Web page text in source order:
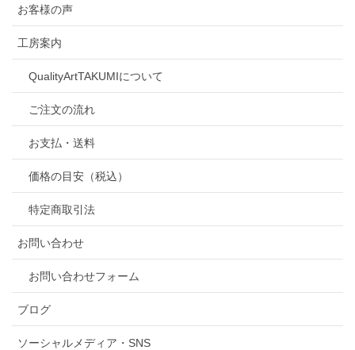
お客様の声
工房案内
QualityArtTAKUMIについて
ご注文の流れ
お支払・送料
価格の目安（税込）
特定商取引法
お問い合わせ
お問い合わせフォーム
ブログ
ソーシャルメディア・SNS